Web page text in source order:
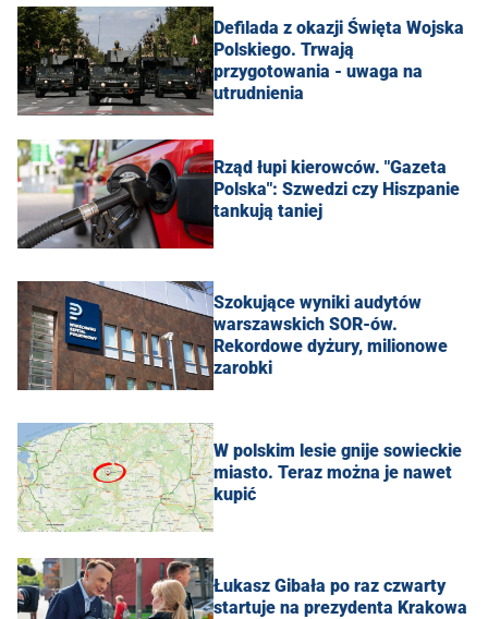
Defilada z okazji Święta Wojska
Polskiego. Trwają
przygotowania - uwaga na
utrudnienia
Rząd łupi kierowców. "Gazeta
Polska": Szwedzi czy Hiszpanie
tankują taniej
Szokujące wyniki audytów
warszawskich SOR-ów.
Rekordowe dyżury, milionowe
zarobki
W polskim lesie gnije sowieckie
miasto. Teraz można je nawet
kupić
Łukasz Gibała po raz czwarty
startuje na prezydenta Krakowa